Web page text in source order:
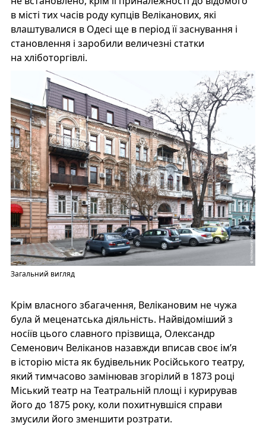
в місті тих часів роду купців Веліканових, які
влаштувалися в Одесі ще в період її заснування і
становлення і заробили величезні статки
на хліботоргівлі.
Загальний вигляд
Крім власного збагачення, Велікановим не чужа
була й меценатська діяльність. Найвідоміший з
носіїв цього славного прізвища, Олександр
Семенович Веліканов назавжди вписав своє ім’я
в історію міста як будівельник Російського театру,
який тимчасово замінював згорілий в 1873 році
Міський театр на Театральній площі і курирував
його до 1875 року, коли похитнувшіся справи
змусили його зменшити розтрати.